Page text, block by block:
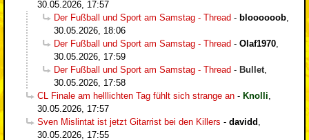
30.05.2026, 17:57
Der Fußball und Sport am Samstag - Thread - bloooooob
30.05.2026, 18:06
Der Fußball und Sport am Samstag - Thread - Olaf1970
30.05.2026, 17:59
Der Fußball und Sport am Samstag - Thread - Bullet
30.05.2026, 17:58
CL Finale am helllichten Tag fühlt sich strange an - Knolli
30.05.2026, 17:57
Sven Mislintat ist jetzt Gitarrist bei den Killers - davidd
30.05.2026, 17:55